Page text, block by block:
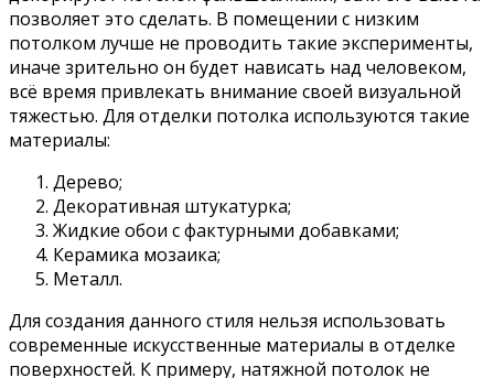
позволяет это сделать. В помещении с низким
потолком лучше не проводить такие эксперименты,
иначе зрительно он будет нависать над человеком,
всё время привлекать внимание своей визуальной
тяжестью. Для отделки потолка используются такие
материалы:
Дерево;
Декоративная штукатурка;
Жидкие обои с фактурными добавками;
Керамика мозаика;
Металл.
Для создания данного стиля нельзя использовать
современные искусственные материалы в отделке
поверхностей. К примеру, натяжной потолок не